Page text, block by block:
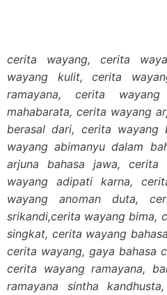
cerita wayang, cerita
wayang kulit, cerita
ramayana, cerita
mahabarata, cerita wayang
berasal dari, cerita wayang
wayang abimanyu dalam
arjuna bahasa jawa, cerita
wayang adipati karna,
wayang anoman duta,
srikandi,cerita wayang bima,
singkat, cerita wayang
cerita wayang, gaya bahasa
cerita wayang ramayana,
ramayana sintha